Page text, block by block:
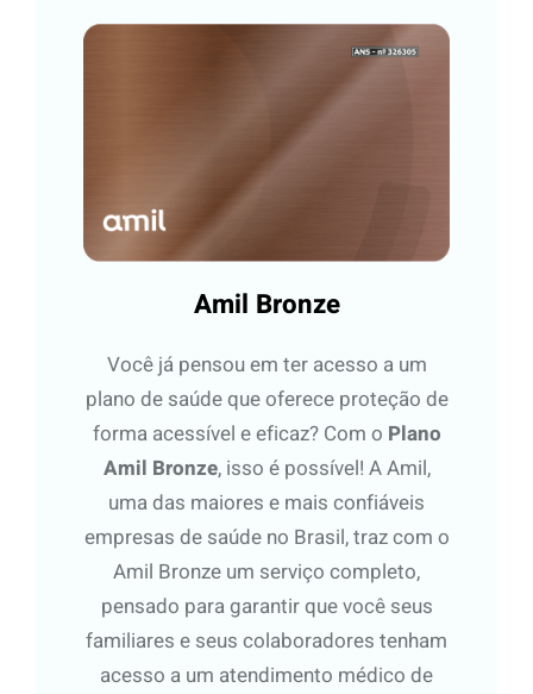
Amil Bronze
Você já pensou em ter acesso a um
plano de saúde que oferece proteção de
forma acessível e eficaz? Com o Plano
Amil Bronze, isso é possível! A Amil,
uma das maiores e mais confiáveis
empresas de saúde no Brasil, traz com o
Amil Bronze um serviço completo,
pensado para garantir que você seus
familiares e seus colaboradores tenham
acesso a um atendimento médico de